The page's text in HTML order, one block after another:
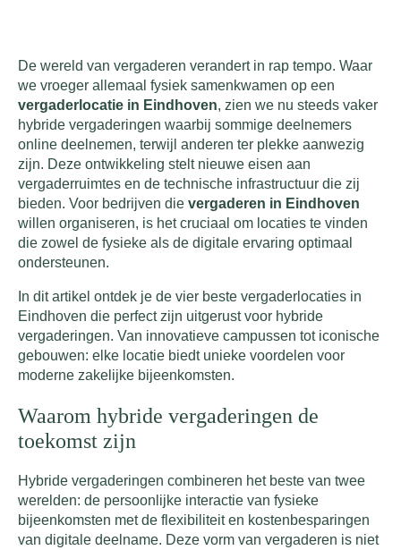
De wereld van vergaderen verandert in rap tempo. Waar
we vroeger allemaal fysiek samenkwamen op een
vergaderlocatie in Eindhoven, zien we nu steeds vaker
hybride vergaderingen waarbij sommige deelnemers
online deelnemen, terwijl anderen ter plekke aanwezig
zijn. Deze ontwikkeling stelt nieuwe eisen aan
vergaderruimtes en de technische infrastructuur die zij
bieden. Voor bedrijven die vergaderen in Eindhoven
willen organiseren, is het cruciaal om locaties te vinden
die zowel de fysieke als de digitale ervaring optimaal
ondersteunen.
In dit artikel ontdek je de vier beste vergaderlocaties in
Eindhoven die perfect zijn uitgerust voor hybride
vergaderingen. Van innovatieve campussen tot iconische
gebouwen: elke locatie biedt unieke voordelen voor
moderne zakelijke bijeenkomsten.
Waarom hybride vergaderingen de
toekomst zijn
Hybride vergaderingen combineren het beste van twee
werelden: de persoonlijke interactie van fysieke
bijeenkomsten met de flexibiliteit en kostenbesparingen
van digitale deelname. Deze vorm van vergaderen is niet